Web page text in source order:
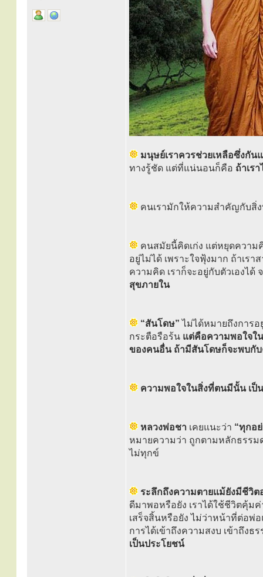
มนุษย์เราควรช่วยเหลือซึ่งกัน
ทางรู้ชัด แต่ที่แน่นอนก็คือ ถ้าเร
คนเรามักให้ความสำคัญกับสิ่ง
คนสมัยนี้คิดเก่ง แต่หยุดความ
อยู่ไม่ได้ เพราะใจฟุ้งมาก ถ้าเร
ความคิด เราก็จะอยู่กับตัวเองได้
สุขภายใน
“สันโดษ” ไม่ได้หมายถึงการอ
กระตือรือร้น แต่คือความพอใจใ
ของคนอื่น ถ้ามีสันโดษก็จะพบกั
ความพอใจในสิ่งที่ตนมีนั้น เป็
หลวงพ่อชา เคยแนะว่า “ทุกอ
หมายความว่า ถูกตามหลักธรรม
ไม่ทุกข์
ระลึกถึงความตายแม้ยังมีชีวิต
ดีมาพอหรือยัง เราได้ใช้ชีวิตคุ้ม
เสร็จสิ้นหรือยัง ไม่ว่าหน้าที่ต่อพ่
การได้เข้าถึงความสงบ เข้าถึง
เป็นประโยชน์